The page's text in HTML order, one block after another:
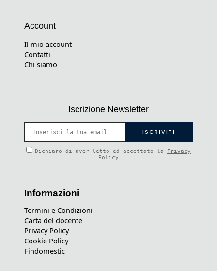
Account
Il mio account
Contatti
Chi siamo
Iscrizione Newsletter
Dichiaro di aver letto ed accettato la
Privacy
Policy
Informazioni
Termini e Condizioni
Carta del docente
Privacy Policy
Cookie Policy
Findomestic